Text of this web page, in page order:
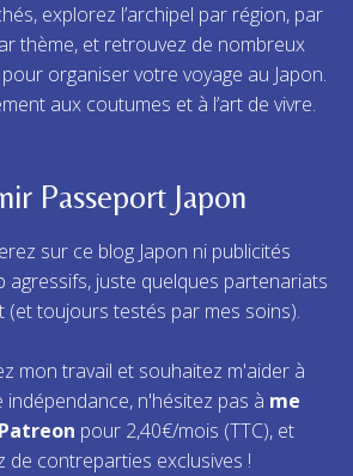
explorez l’archipel par région, par
thème, et retrouvez de nombreux
organiser votre voyage au Japon.
aux coutumes et à l’art de vivre.
Passeport Japon
sur ce blog Japon ni publicités
agressifs, juste quelques partenariats
(et toujours testés par mes soins).
mon travail et souhaitez m'aider à
n'hésitez pas à me
pour 2,40€/mois (TTC), et
de contreparties exclusives !